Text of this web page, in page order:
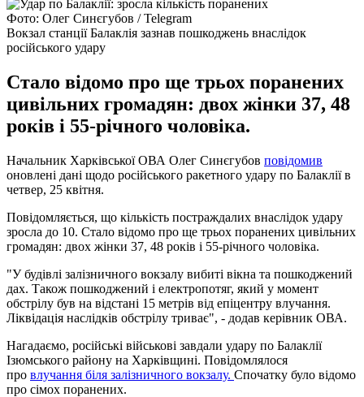
Фото: Олег Синєгубов / Telegram
Вокзал станції Балаклія зазнав пошкоджень внаслідок
російського удару
Стало відомо про ще трьох поранених
цивільних громадян: двох жінки 37, 48
років і 55-річного чоловіка.
Начальник Харківської ОВА Олег Синєгубов повідомив
оновлені дані щодо російського ракетного удару по Балаклії в
четвер, 25 квітня.
Повідомляється, що кількість постраждалих внаслідок удару
зросла до 10. Стало відомо про ще трьох поранених цивільних
громадян: двох жінки 37, 48 років і 55-річного чоловіка.
"У будівлі залізничного вокзалу вибиті вікна та пошкоджений
дах. Також пошкоджений і електропотяг, який у момент
обстрілу був на відстані 15 метрів від епіцентру влучання.
Ліквідація наслідків обстрілу триває", - додав керівник ОВА.
Нагадаємо, російські військові завдали удару по Балаклії
Ізюмського району на Харківщині. Повідомлялося
про влучання біля залізничного вокзалу. Спочатку було відомо
про сімох поранених.